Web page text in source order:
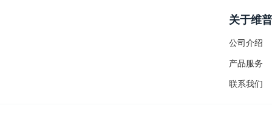
关于维普
公司介绍
产品服务
联系我们